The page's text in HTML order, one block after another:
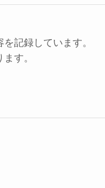
記録しています。
す。